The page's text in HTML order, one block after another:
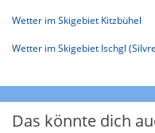
Wetter im Skigebiet Kitzbühel
Wetter im Skigebiet Ischgl
Das könnte dich